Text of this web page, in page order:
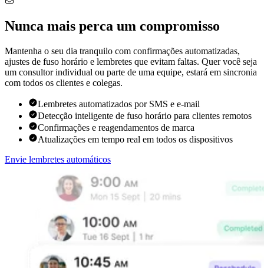
Nunca mais perca um compromisso
Mantenha o seu dia tranquilo com confirmações automatizadas,
ajustes de fuso horário e lembretes que evitam faltas. Quer você seja
um consultor individual ou parte de uma equipe, estará em sincronia
com todos os clientes e colegas.
Lembretes automatizados por SMS e e-mail
Detecção inteligente de fuso horário para clientes remotos
Confirmações e reagendamentos de marca
Atualizações em tempo real em todos os dispositivos
Envie lembretes automáticos